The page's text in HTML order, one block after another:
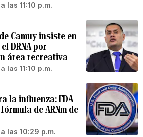
las 11:10 p.m.
Camuy insiste en
DRNA por
área recreativa
las 11:10 p.m.
la influenza: FDA
de ARNm de
las 10:29 p.m.